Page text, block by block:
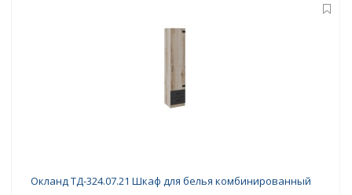
Окланд ТД-324.07.21 Шкаф для белья комбинированный